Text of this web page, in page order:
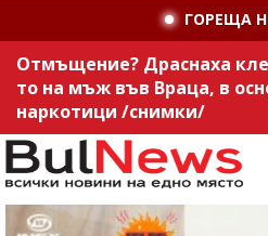
ГОРЕЩА
Отмъщение? Драснаха
то на мъж във Враца, в
наркотици /снимки/